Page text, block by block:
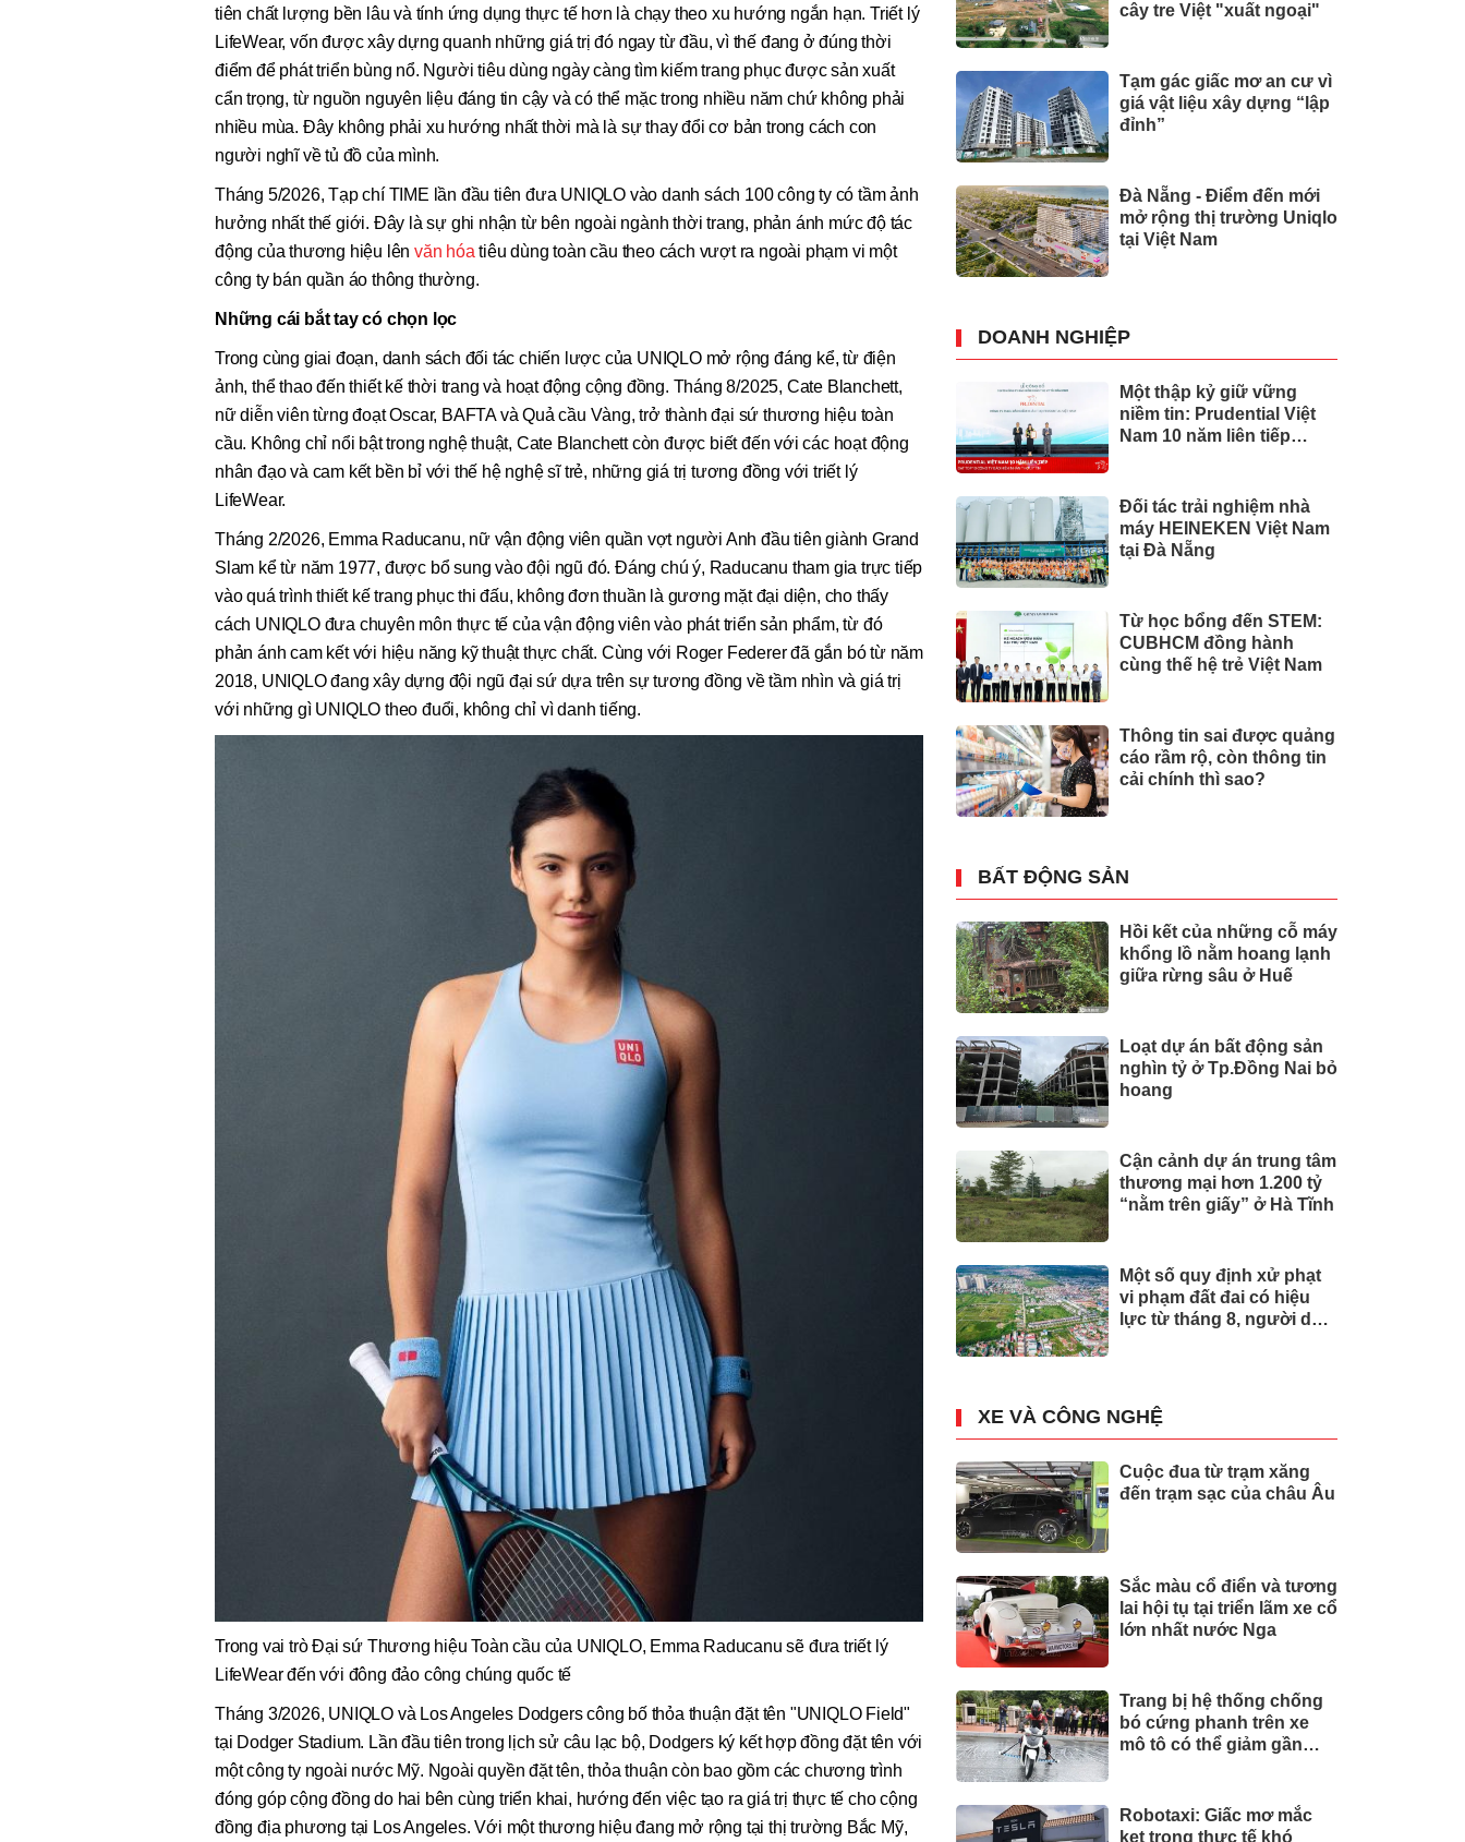
tiên chất lượng bền lâu và tính ứng dụng thực tế hơn là chạy theo xu hướng ngắn hạn. Triết lý
LifeWear, vốn được xây dựng quanh những giá trị đó ngay từ đầu, vì thế đang ở đúng thời
điểm để phát triển bùng nổ. Người tiêu dùng ngày càng tìm kiếm trang phục được sản xuất
cẩn trọng, từ nguồn nguyên liệu đáng tin cậy và có thể mặc trong nhiều năm chứ không phải
nhiều mùa. Đây không phải xu hướng nhất thời mà là sự thay đổi cơ bản trong cách con
người nghĩ về tủ đồ của mình.
Tháng 5/2026, Tạp chí TIME lần đầu tiên đưa UNIQLO vào danh sách 100 công ty có tầm ảnh
hưởng nhất thế giới. Đây là sự ghi nhận từ bên ngoài ngành thời trang, phản ánh mức độ tác
động của thương hiệu lênvăn hóa tiêu dùng toàn cầu theo cách vượt ra ngoài phạm vi một
công ty bán quần áo thông thường.
Những cái bắt tay có chọn lọc
Trong cùng giai đoạn, danh sách đối tác chiến lược của UNIQLO mở rộng đáng kể, từ điện
ảnh, thể thao đến thiết kế thời trang và hoạt động cộng đồng. Tháng 8/2025, Cate Blanchett,
nữ diễn viên từng đoạt Oscar, BAFTA và Quả cầu Vàng, trở thành đại sứ thương hiệu toàn
cầu. Không chỉ nổi bật trong nghệ thuật, Cate Blanchett còn được biết đến với các hoạt động
nhân đạo và cam kết bền bỉ với thế hệ nghệ sĩ trẻ, những giá trị tương đồng với triết lý
LifeWear.
Tháng 2/2026, Emma Raducanu, nữ vận động viên quần vợt người Anh đầu tiên giành Grand
Slam kể từ năm 1977, được bổ sung vào đội ngũ đó. Đáng chú ý, Raducanu tham gia trực tiếp
vào quá trình thiết kế trang phục thi đấu, không đơn thuần là gương mặt đại diện, cho thấy
cách UNIQLO đưa chuyên môn thực tế của vận động viên vào phát triển sản phẩm, từ đó
phản ánh cam kết với hiệu năng kỹ thuật thực chất. Cùng với Roger Federer đã gắn bó từ năm
2018, UNIQLO đang xây dựng đội ngũ đại sứ dựa trên sự tương đồng về tầm nhìn và giá trị
với những gì UNIQLO theo đuổi, không chỉ vì danh tiếng.
Trong vai trò Đại sứ Thương hiệu Toàn cầu của UNIQLO, Emma Raducanu sẽ đưa triết lý
LifeWear đến với đông đảo công chúng quốc tế
Tháng 3/2026, UNIQLO và Los Angeles Dodgers công bố thỏa thuận đặt tên "UNIQLO Field"
tại Dodger Stadium. Lần đầu tiên trong lịch sử câu lạc bộ, Dodgers ký kết hợp đồng đặt tên với
một công ty ngoài nước Mỹ. Ngoài quyền đặt tên, thỏa thuận còn bao gồm các chương trình
đóng góp cộng đồng do hai bên cùng triển khai, hướng đến việc tạo ra giá trị thực tế cho cộng
đồng địa phương tại Los Angeles. Với một thương hiệu đang mở rộng tại thị trường Bắc Mỹ,
cây tre Việt "xuất ngoại"
Tạm gác giấc mơ an cư vì
giá vật liệu xây dựng “lập
đỉnh”
Đà Nẵng - Điểm đến mới
mở rộng thị trường Uniqlo
tại Việt Nam
DOANH NGHIỆP
Một thập kỷ giữ vững
niềm tin: Prudential Việt
Nam 10 năm liên tiếp
tín năm 2026
Đối tác trải nghiệm nhà
máy HEINEKEN Việt Nam
tại Đà Nẵng
Từ học bổng đến STEM:
CUBHCM đồng hành
cùng thế hệ trẻ Việt Nam
Thông tin sai được quảng
cáo rầm rộ, còn thông tin
cải chính thì sao?
BẤT ĐỘNG SẢN
Hồi kết của những cỗ máy
khổng lồ nằm hoang lạnh
giữa rừng sâu ở Huế
Loạt dự án bất động sản
nghìn tỷ ở Tp.Đồng Nai bỏ
hoang
Cận cảnh dự án trung tâm
thương mại hơn 1.200 tỷ
“nằm trên giấy” ở Hà Tĩnh
Một số quy định xử phạt
vi phạm đất đai có hiệu
lực từ tháng 8, người dân
XE VÀ CÔNG NGHỆ
Cuộc đua từ trạm xăng
đến trạm sạc của châu Âu
Sắc màu cổ điển và tương
lai hội tụ tại triển lãm xe cổ
lớn nhất nước Nga
Trang bị hệ thống chống
bó cứng phanh trên xe
mô tô có thể giảm gần
Robotaxi: Giấc mơ mắc
kẹt trong thực tế khó